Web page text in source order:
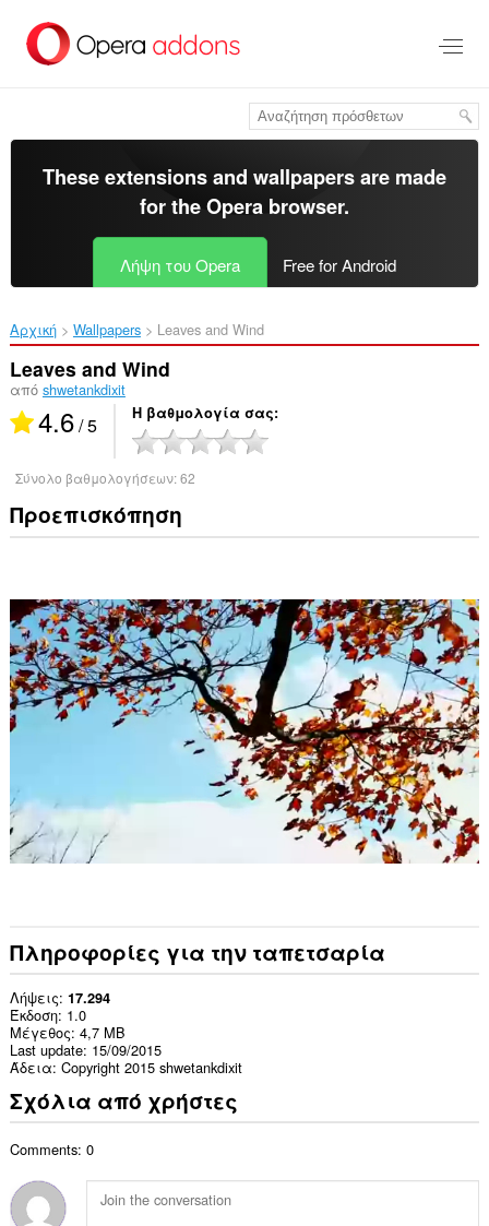
στο
κύριο
These extensions and wallpapers are made
for theOpera browser.
Λήψη του Opera Free for Android
Αρχική Wallpapers Leaves and Wind‎
Leaves and Wind
από shwetankdixit
4.6/ 5 Η βαθμολογία σας
Σύνολο βαθμολογήσεων:62
Προεπισκόπηση
Πληροφορίες για την ταπετσαρία
Λήψεις 17.294
Έκδοση 1.0
Μέγεθος 4,7 MB
Last update 15/09/2015
Άδεια Copyright 2015 shwetankdixit
Σχόλια από χρήστες
Comments: 0